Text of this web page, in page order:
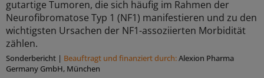
gutartige Tumoren, die sich häufig im Rahmen der
Neurofibromatose Typ 1 (NF1) manifestieren und zu den
wichtigsten Ursachen der NF1-assoziierten Morbidität
zählen.
Sonderbericht | Beauftragt und ﬁnanziert durch:Alexion Pharma
Germany GmbH, München